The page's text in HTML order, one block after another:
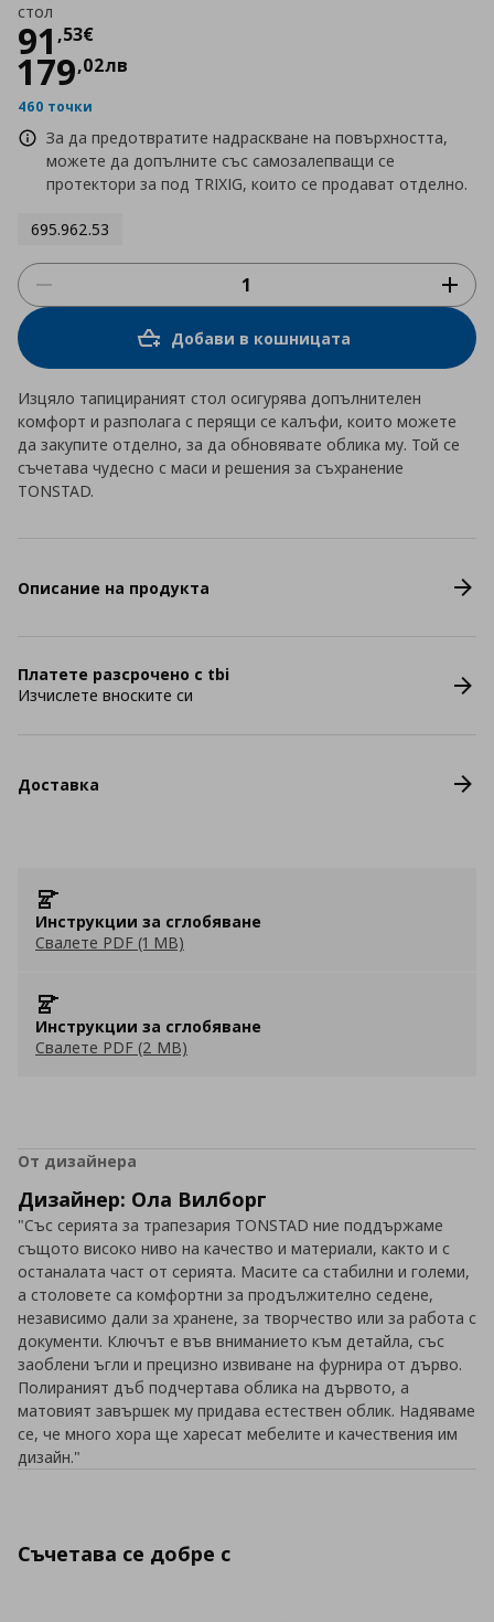
стол
91 ,53€
Цена
179,02лв
460 точки
За да предотвратите надраскване на повърхността,
можете да допълните със самозалепващи се
протектори за под TRIXIG, които се продават отделно.
695.962.53
Добави в кошницата
Изцяло тапицираният стол осигурява допълнителен
комфорт и разполага с перящи се калъфи, които можете
да закупите отделно, за да обновявате облика му. Той се
съчетава чудесно с маси и решения за съхранение
TONSTAD.
Описание на продукта
Платете разсрочено с tbi
Изчислете вноските си
Доставка
Инструкции за сглобяване
Свалете PDF (1 MB)
Инструкции за сглобяване
Свалете PDF (2 MB)
От дизайнера
Дизайнер: Ола Вилборг
"Със серията за трапезария TONSTAD ние поддържаме
същото високо ниво на качество и материали, както и с
останалата част от серията. Масите са стабилни и големи,
а столовете са комфортни за продължително седене,
независимо дали за хранене, за творчество или за работа с
документи. Ключът е във вниманието към детайла, със
заоблени ъгли и прецизно извиване на фурнира от дърво.
Полираният дъб подчертава облика на дървото, а
матовият завършек му придава естествен облик. Надяваме
се, че много хора ще харесат мебелите и качествения им
дизайн."
Съчетава се добре с